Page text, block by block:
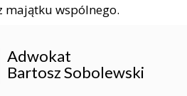
Adwokat
Bartosz Sobolewski
majątku wspólnego.